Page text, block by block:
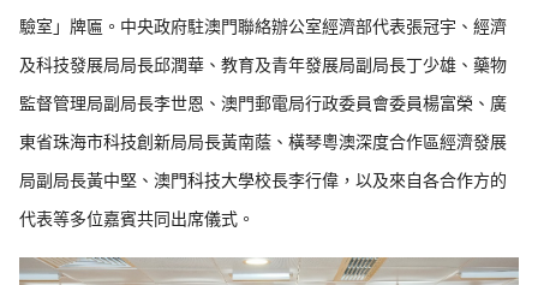
驗室」牌匾。中央政府駐澳門聯絡辦公室經濟部代表張冠宇、經濟
及科技發展局局長邱潤華、教育及青年發展局副局長丁少雄、藥物
監督管理局副局長李世恩、澳門郵電局行政委員會委員楊富榮、廣
東省珠海市科技創新局局長黃南蔭、橫琴粵澳深度合作區經濟發展
局副局長黃中堅、澳門科技大學校長李行偉，以及來自各合作方的
代表等多位嘉賓共同出席儀式。